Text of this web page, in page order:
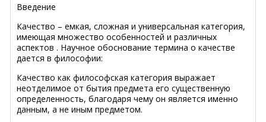
Введение
Качество – емкая, сложная и универсальная категория,
имеющая множество особенностей и различных
аспектов . Научное обоснование термина о качестве
дается в философии:
Качество как философская категория выражает
неотделимое от бытия предмета его существенную
определенность, благодаря чему он является именно
данным, а не иным предметом.